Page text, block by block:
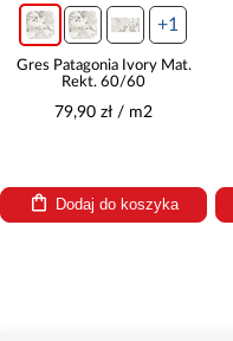
+1
Gres Patagonia Ivory Mat.
Rekt. 60/60
79,90 zł / m2
Dodaj do koszyka